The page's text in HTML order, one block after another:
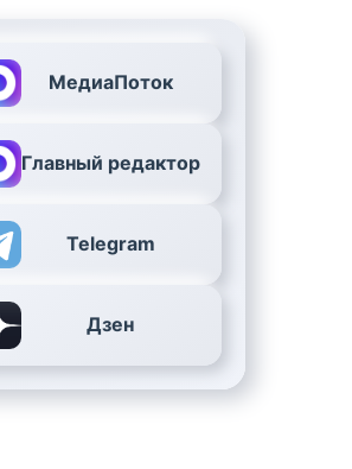
МедиаПоток
Главный редактор
Telegram
Дзен